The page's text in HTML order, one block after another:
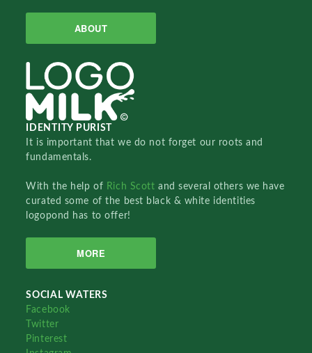
ABOUT
IDENTITY PURIST
It is important that we do not forget our roots and
fundamentals.
With the help of Rich Scottand several others we have
curated some of the best black & white identities
logopond has to offer!
MORE
SOCIAL WATERS
Facebook
Twitter
Pinterest